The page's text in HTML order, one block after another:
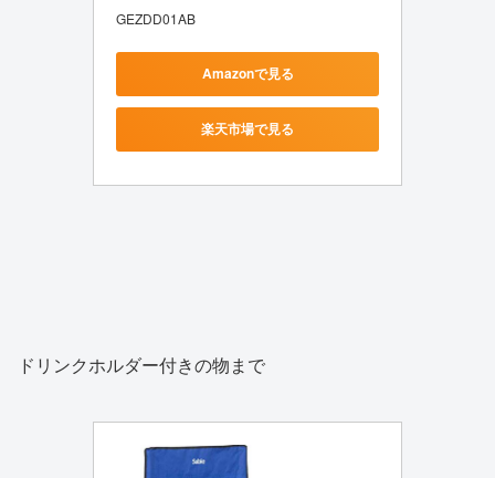
GEZDD01AB
Amazonで見る
楽天市場で見る
ドリンクホルダー付きの物まで